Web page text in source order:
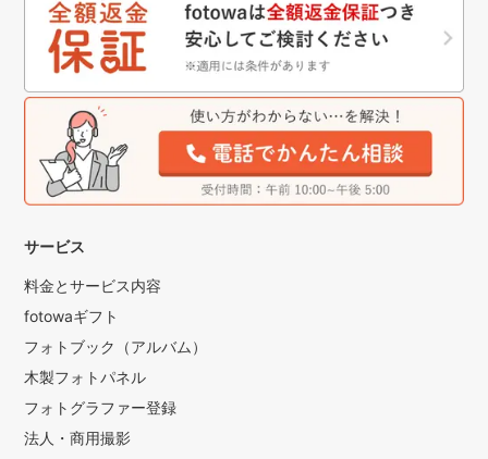
サービス
料金とサービス内容
fotowaギフト
フォトブック（アルバム）
木製フォトパネル
フォトグラファー登録
法人・商用撮影